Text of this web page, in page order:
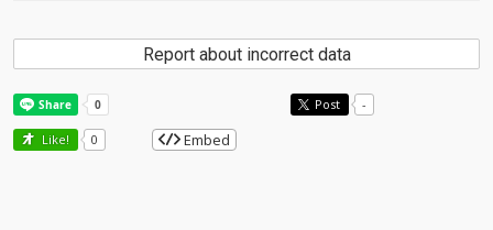
Report about incorrect data
Post -
Like! 0 Embed